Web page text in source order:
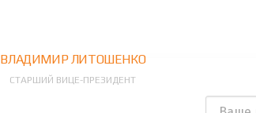
ВЛАДИМИР ЛИТОШЕНКО
СТАРШИЙ ВИЦЕ-ПРЕЗИДЕНТ